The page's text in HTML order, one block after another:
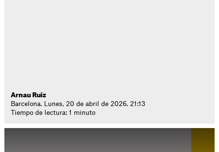
Arnau Ruiz
Barcelona. Lunes, 20 de abril de 2026. 21:13
Tiempo de lectura: 1 minuto